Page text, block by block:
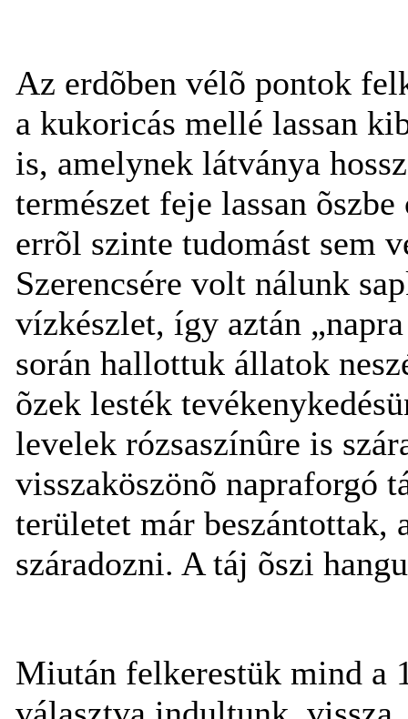
Az erdõben vélõ pontok
a kukoricás mellé lassan
is, amelynek látványa
természet feje lassan
errõl szinte tudomást sem
Szerencsére volt nálunk
vízkészlet, így aztán
során hallottuk állatok
õzek lesték
levelek rózsaszínûre is
visszaköszönõ napraforgó
területet már beszántottak,
száradozni. A táj õszi
Miután felkerestük mind a